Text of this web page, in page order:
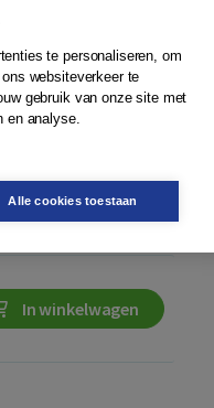
komen wonen is het
beroepen zijn
In winkelwagen
te personaliseren, om
websiteverkeer te
gebruik van onze site met
en analyse.
Alle cookies toestaan